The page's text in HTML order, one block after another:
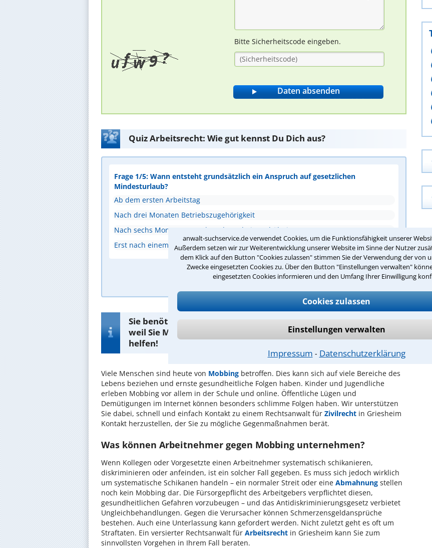
anwalt-suchservice.de verwendet Cookies, um die Funktionsfähigkeit unserer
Außerdem setzen wir zur Weiterentwicklung unserer Website im Sinne der Nutzer
dem Klick auf den Button "Cookies zulassen" stimmen Sie der Verwendung der von
Zwecke eingesetzten Cookies zu. Über den Button "Einstellungen verwalten"
eingesetzten Cookies informieren und den Umfang Ihrer Einwilligung
Cookies zulassen
Einstellungen verwalten
Impressum ⁃ Datenschutzerklärung
Bitte Sicherheitscode eingeben.
Quiz Arbeitsrecht: Wie gut kennst Du Dich aus?
Frage 1/5: Wann entsteht grundsätzlich ein Anspruch auf gesetzlichen
Mindesturlaub?
Ab dem ersten Arbeitstag
Nach drei Monaten Betriebszugehörigkeit
Nach sechs Monaten Bestehen des Arbeitsverhältnisses
Erst nach einem Jahr Beschäftigung
Antwort überprüfen
Sie benötigen einen kompetenten Rechtsanwalt in Griesheim,
weil Sie Mobbing ausgesetzt sind? Rechtliche Beratung kann
helfen!
Viele Menschen sind heute von Mobbing betroffen. Dies kann sich auf viele Bereiche des
Lebens beziehen und ernste gesundheitliche Folgen haben. Kinder und Jugendliche
erleben Mobbing vor allem in der Schule und online. Öffentliche Lügen und
Demütigungen im Internet können besonders schlimme Folgen haben. Wir unterstützen
Sie dabei, schnell und einfach Kontakt zu einem Rechtsanwalt für Zivilrecht in Griesheim
Kontakt herzustellen, der Sie zu mögliche Gegenmaßnahmen berät.
Was können Arbeitnehmer gegen Mobbing unternehmen?
Wenn Kollegen oder Vorgesetzte einen Arbeitnehmer systematisch schikanieren,
diskriminieren oder anfeinden, ist ein solcher Fall gegeben. Es muss sich jedoch wirklich
um systematische Schikanen handeln – ein normaler Streit oder eine Abmahnung stellen
noch kein Mobbing dar. Die Fürsorgepflicht des Arbeitgebers verpflichtet diesen,
gesundheitlichen Gefahren vorzubeugen – und das Antidiskriminierungsgesetz verbietet
Ungleichbehandlungen. Gegen die Verursacher können Schmerzensgeldansprüche
bestehen. Auch eine Unterlassung kann gefordert werden. Nicht zuletzt geht es oft um
Straftaten. Ein versierter Rechtsanwalt für Arbeitsrecht in Griesheim kann Sie zum
sinnvollsten Vorgehen in Ihrem Fall beraten.